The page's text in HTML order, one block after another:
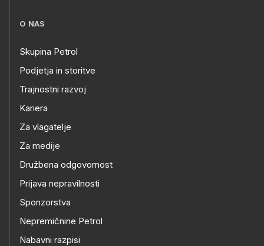
O NAS
Skupina Petrol
Podjetja in storitve
Trajnostni razvoj
Kariera
Za vlagatelje
Za medije
Družbena odgovornost
Prijava nepravilnosti
Sponzorstva
Nepremičnine Petrol
Nabavni razpisi